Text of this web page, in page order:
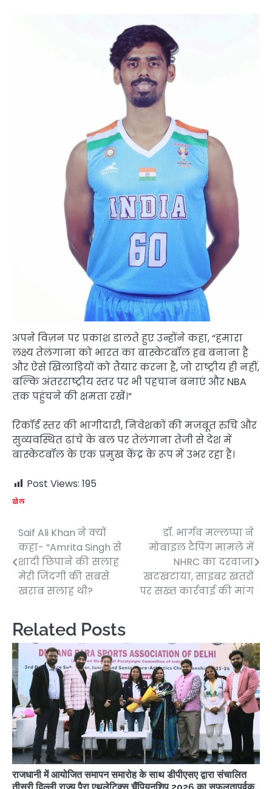
अपने विज़न पर प्रकाश डालते हुए उन्होंने कहा, “हमारा
लक्ष्य तेलंगाना को भारत का बास्केटबॉल हब बनाना है
और ऐसे खिलाड़ियों को तैयार करना है, जो राष्ट्रीय ही नहीं,
बल्कि अंतरराष्ट्रीय स्तर पर भी पहचान बनाएं और NBA
तक पहुंचने की क्षमता रखें।”
रिकॉर्ड स्तर की भागीदारी, निवेशकों की मजबूत रुचि और
सुव्यवस्थित ढांचे के बल पर तेलंगाना तेजी से देश में
बास्केटबॉल के एक प्रमुख केंद्र के रूप में उभर रहा है।
Post Views: 195
खेल
Post
navigation
Saif Ali Khan ने क्यों
कहा- “Amrita Singh से
शादी छिपाने की सलाह
मेरी जिंदगी की सबसे
खराब सलाह थी?
डॉ. भार्गव मल्लप्पा ने
मोबाइल टैपिंग मामले में
NHRC का दरवाजा
खटखटाया, साइबर खतरों
पर सख्त कार्रवाई की मांग
Related Posts
राजधानी में आयोजित समापन समारोह के साथ डीपीएसए द्वारा संचालित